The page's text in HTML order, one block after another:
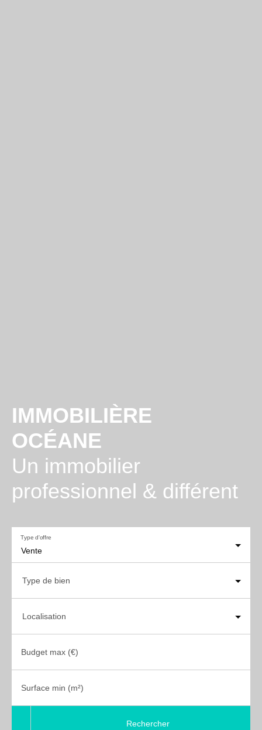
IMMOBILIÈRE
OCÉANE
Un immobilier
professionnel & différent
Vente
Type d'offre
Type de bien
Localisation
Budget max (€)
Surface min (m²)
Rechercher